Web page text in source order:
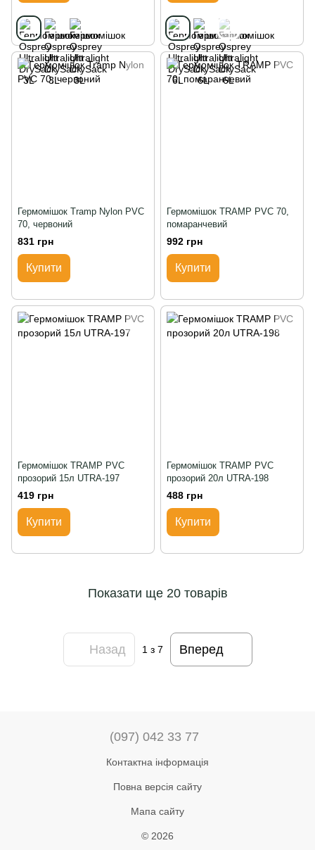
Гермомішок Tramp Nylon PVC
70, червоний
831 грн
Купити
Гермомішок TRAMP PVC 70,
помаранчевий
992 грн
Купити
Гермомішок TRAMP PVC
прозорий 15л UTRA-197
419 грн
Купити
Гермомішок TRAMP PVC
прозорий 20л UTRA-198
488 грн
Купити
Показати ще 20 товарів
Назад 1з 7 Вперед
(097) 042 33 77
Контактна інформація
Повна версія сайту
Мапа сайту
© 2026